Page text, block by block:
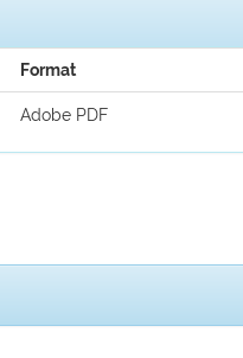
Format
Adobe PDF